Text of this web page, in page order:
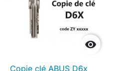

Copie clé ABUS D6x